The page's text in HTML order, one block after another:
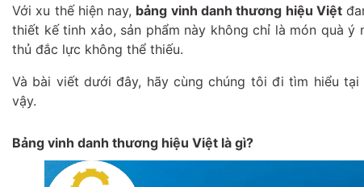
Với xu thế hiện nay, bảng vinh danh thương hiệu Việt
thiết kế tinh xảo, sản phẩm này không chỉ là món quà
thủ đắc lực không thể thiếu.
Và bài viết dưới đây, hãy cùng chúng tôi đi tìm hiểu
vậy.
Bảng vinh danh thương hiệu Việt là gì?